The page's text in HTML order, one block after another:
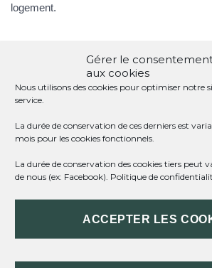
Gérer le
aux cookies
Nous utilisons des cookies pour optimiser notre
service.
La durée de conservation de ces derniers est
mois pour les cookies fonctionnels.
La durée de conservation des cookies tiers peut
de nous (ex: Facebook). Politique de
ACCEPTER LES
logement.
TOUT REPLIER
LOGEMENT ?
À QUEL MOMENT A LIEU LA
LIVRAISON AU JOUR DE LA
QUELS SONT LES EFFETS DE